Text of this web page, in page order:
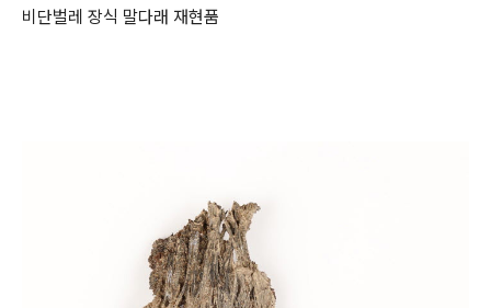
비단벌레 장식 말다래 재현품